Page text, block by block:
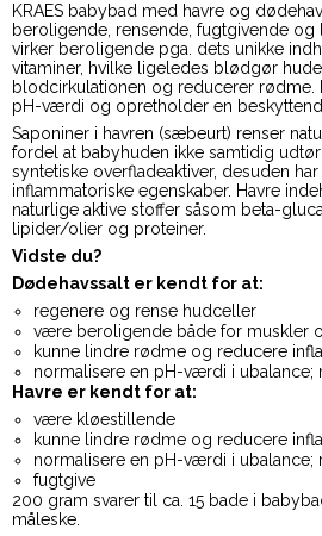
KRAES babybad med havre og
beroligende, rensende, fugtgivende og
virker beroligende pga. dets unikke
vitaminer, hvilke ligeledes blødgør
blodcirkulationen og reducerer rødme.
pH-værdi og opretholder en
Saponiner i havren (sæbeurt) renser
fordel at babyhuden ikke samtidig
syntetiske overfladeaktiver, desuden
inflammatoriske egenskaber. Havre
naturlige aktive stoffer såsom beta-
lipider/olier og proteiner.
Vidste du?
Dødehavssalt er kendt for at:
regenere og rense hudceller
være beroligende både for muskler
kunne lindre rødme og reducere
normalisere en pH-værdi i ubalance;
Havre er kendt for at:
være kløestillende
kunne lindre rødme og reducere
normalisere en pH-værdi i ubalance;
fugtgive
200 gram svarer til ca. 15 bade i
måleske.